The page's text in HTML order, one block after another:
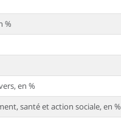
%
en %
santé et action sociale, en %